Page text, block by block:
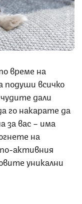
Снимка: iStock
време на
подуши всичко
дали
го накарате да
за вас – има
на
активния
уникални